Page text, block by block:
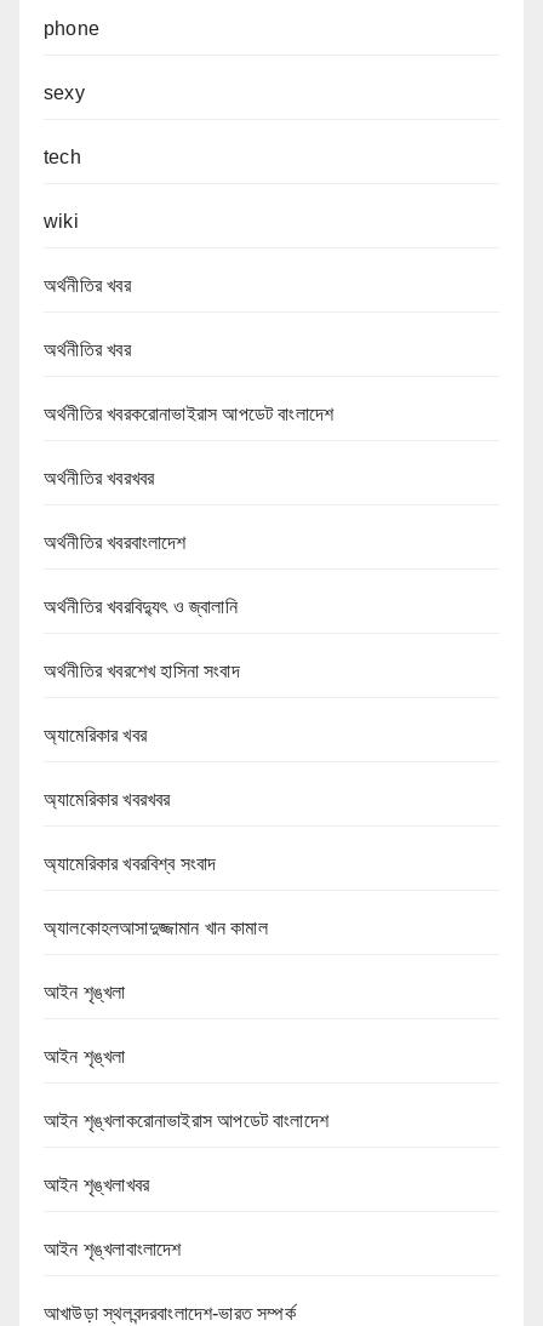
phone
sexy
tech
wiki
অর্থনীতির খবর
অর্থনীতির খবর
অর্থনীতির খবরকরোনাভাইরাস আপডেট বাংলাদেশ
অর্থনীতির খবরখবর
অর্থনীতির খবরবাংলাদেশ
অর্থনীতির খবরবিদ্যুৎ ও জ্বালানি
অর্থনীতির খবরশেখ হাসিনা সংবাদ
অ্যামেরিকার খবর
অ্যামেরিকার খবরখবর
অ্যামেরিকার খবরবিশ্ব সংবাদ
অ্যালকোহলআসাদুজ্জামান খান কামাল
আইন শৃঙ্খলা
আইন শৃঙ্খলা
আইন শৃঙ্খলাকরোনাভাইরাস আপডেট বাংলাদেশ
আইন শৃঙ্খলাখবর
আইন শৃঙ্খলাবাংলাদেশ
আখাউড়া স্থলবন্দরবাংলাদেশ-ভারত সম্পর্ক